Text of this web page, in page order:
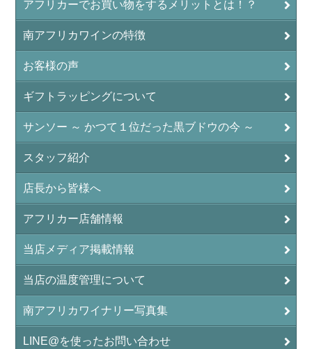
アフリカーでお買い物をするメリットとは！？
南アフリカワインの特徴
お客様の声
ギフトラッピングについて
サンソー ～ かつて１位だった黒ブドウの今 ～
スタッフ紹介
店長から皆様へ
アフリカー店舗情報
当店メディア掲載情報
当店の温度管理について
南アフリカワイナリー写真集
LINE@を使ったお問い合わせ